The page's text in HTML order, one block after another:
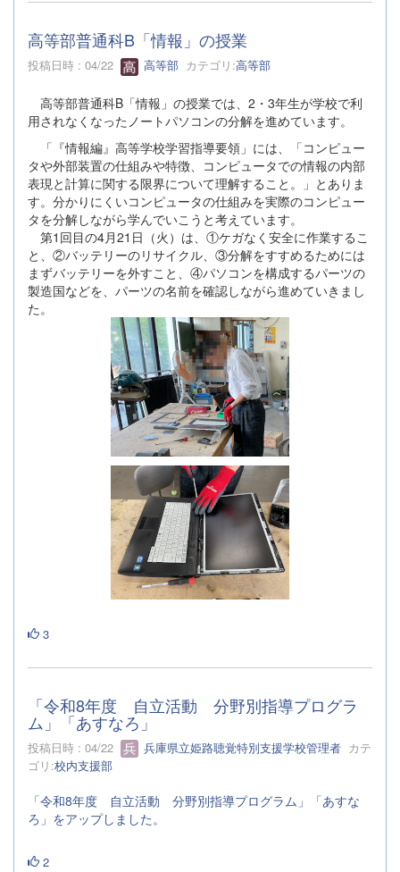
高等部普通科B「情報」の授業
投稿日時 : 04/22 高等部 カテゴリ:高等部
高等部普通科B「情報」の授業では、2・3年生が学校で利
用されなくなったノートパソコンの分解を進めています。
「『情報編』高等学校学習指導要領」には、「コンピュー
タや外部装置の仕組みや特徴、コンピュータでの情報の内部
表現と計算に関する限界について理解すること。」とありま
す。分かりにくいコンピュータの仕組みを実際のコンピュー
タを分解しながら学んでいこうと考えています。
第1回目の4月21日（火）は、①ケガなく安全に作業するこ
と、②バッテリーのリサイクル、③分解をすすめるためには
まずバッテリーを外すこと、④パソコンを構成するパーツの
製造国などを、パーツの名前を確認しながら進めていきまし
た。
3
「令和8年度 自立活動 分野別指導プログラ
ム」「あすなろ」
投稿日時 : 04/22 兵庫県立姫路聴覚特別支援学校管理者 カテ
ゴリ:校内支援部
「令和8年度 自立活動 分野別指導プログラム」「あすな
ろ」をアップしました。
2